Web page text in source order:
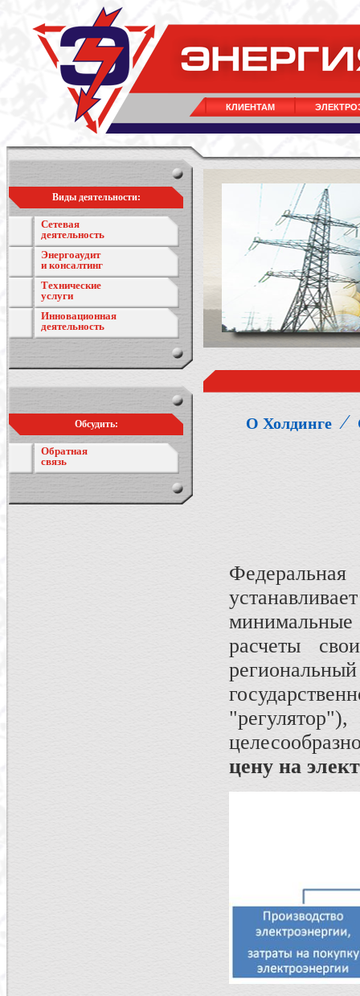
КЛИЕНТАМ
Виды деятельности:
Сетевая
деятельность
Энергоаудит
и консалтинг
Технические
услуги
Инновационная
деятельность
Обсудить:
Обратная
связь
О Холдинге ⁄
минимальные
расчеты
цену на